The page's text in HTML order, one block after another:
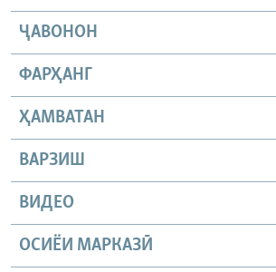
ҶАВОНОН
ФАРҲАНГ
ҲАМВАТАН
ВАРЗИШ
ВИДЕО
ОСИЁИ МАРКАЗӢ